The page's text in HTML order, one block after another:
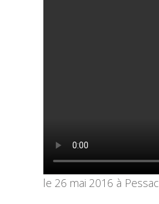
le 26 mai 2016 à Pessac